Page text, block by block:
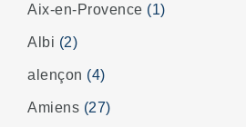
Aix-en-Provence (1)
Albi (2)
alençon (4)
Amiens (27)